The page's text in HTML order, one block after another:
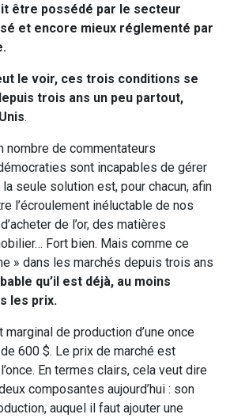
être possédé par le secteur
et encore mieux réglementé par
le voir, ces trois conditions se
trois ans un peu partout,
.
nombre de commentateurs
sont incapables de gérer
seule solution est, pour chacun, afin
l’écroulement inéluctable de nos
de l’or, des matières
Fort bien. Mais comme ce
» dans les marchés depuis trois ans
qu’il est déjà, au moins
les prix.
marginal de production d’une once
600 $. Le prix de marché est
En termes clairs, cela veut dire
composantes aujourd’hui : son
auquel il faut ajouter une